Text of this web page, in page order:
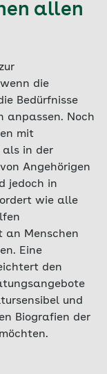
allen
die
Bedürfnisse
anpassen. Noch
mit
als in der
Angehörigen
jedoch in
wie alle
an Menschen
Eine
den
und
Biografien der